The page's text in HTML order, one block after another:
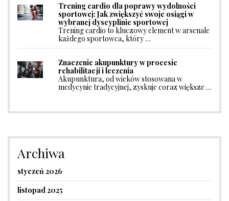
Trening cardio dla poprawy wydolności
sportowej: Jak zwiększyć swoje osiągi w
wybranej dyscyplinie sportowej
Trening cardio to kluczowy element w arsenale
każdego sportowca, który …
Znaczenie akupunktury w procesie
rehabilitacji i leczenia
Akupunktura, od wieków stosowana w
medycynie tradycyjnej, zyskuje coraz większe …
Archiwa
styczeń 2026
listopad 2025